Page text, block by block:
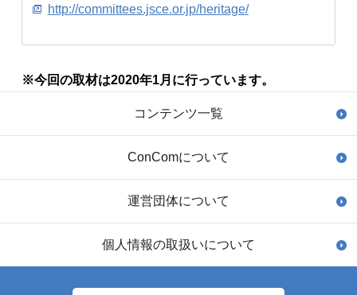
http://committees.jsce.or.jp/heritage/
※今回の取材は2020年1月に行っています。
コンテンツ一覧
ConComについて
運営団体について
個人情報の取扱いについて